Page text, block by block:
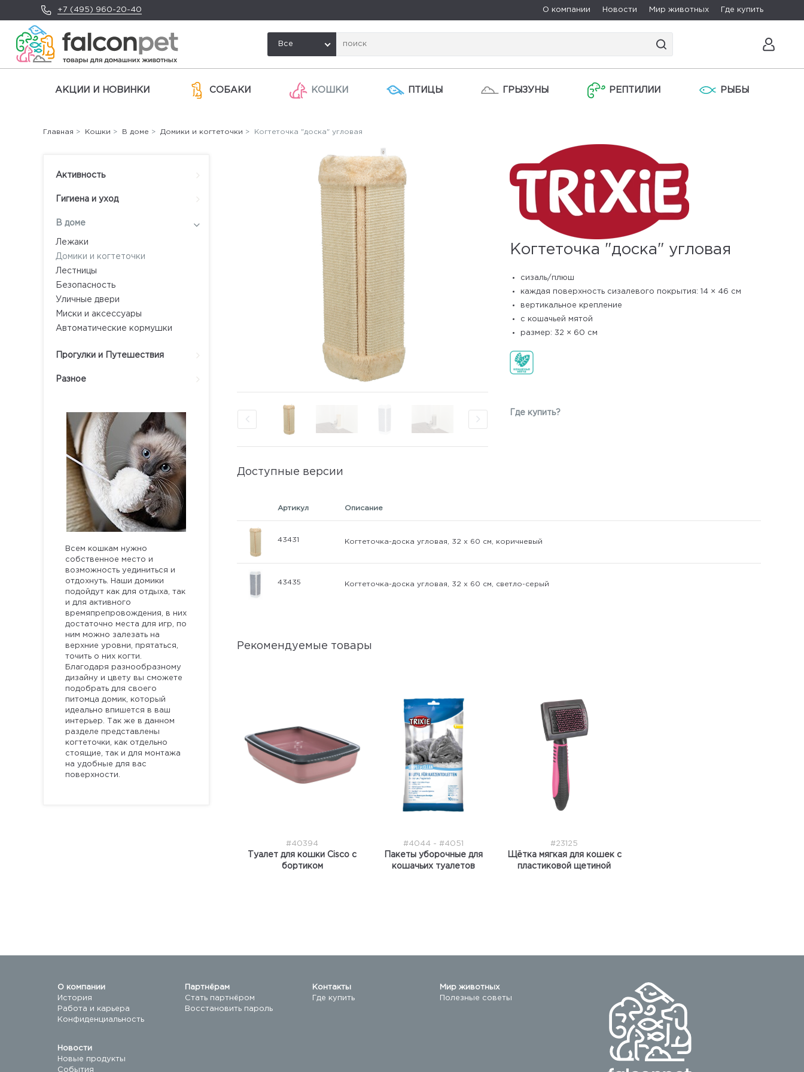
+7 (495) 960-20-40 О компании Новости Мир животных Где купить
Все
АКЦИИ И НОВИНКИ СОБАКИ КОШКИ ПТИЦЫ ГРЫЗУНЫ РЕПТИЛИИ РЫБЫ
Активность
Гигиена и уход
В доме
Лежаки
Домики и когтеточки
Лестницы
Безопасность
Уличные двери
Миски и аксессуары
Автоматические кормушки
Прогулки и Путешествия
Разное
Всем кошкам нужно
собственное место и
возможность уединиться и
отдохнуть. Наши домики
подойдут как для отдыха, так
и для активного
времяпрепровождения, в них
достаточно места для игр, по
ним можно залезать на
верхние уровни, прятаться,
точить о них когти.
Благодаря разнообразному
дизайну и цвету вы сможете
подобрать для своего
питомца домик, который
идеально впишется в ваш
интерьер. Так же в данном
разделе представлены
когтеточки, как отдельно
стоящие, так и для монтажа
на удобные для вас
поверхности.
Главная > Кошки > В доме > Домики и когтеточки > Когтеточка "доска" угловая
Когтеточка "доска" угловая
сизаль/плюш
каждая поверхность сизалевого покрытия: 14 × 46 см
вертикальное крепление
с кошачьей мятой
размер: 32 × 60 см
Где купить?
Доступные версии
Артикул Описание
43431 Когтеточка-доска угловая, 32 х 60 см, коричневый
43435 Когтеточка-доска угловая, 32 х 60 см, светло-серый
Рекомендуемые товары
#40394
Туалет для кошки Cisco с
бортиком
#4044 - #4051
Пакеты уборочные для
кошачьих туалетов
#23125
Щётка мягкая для кошек с
пластиковой щетиной
О компании
История
Работа и карьера
Конфиденциальность
Партнёрам
Стать партнёром
Восстановить пароль
Контакты
Где купить
Мир животных
Полезные советы
Новости
Новые продукты
События